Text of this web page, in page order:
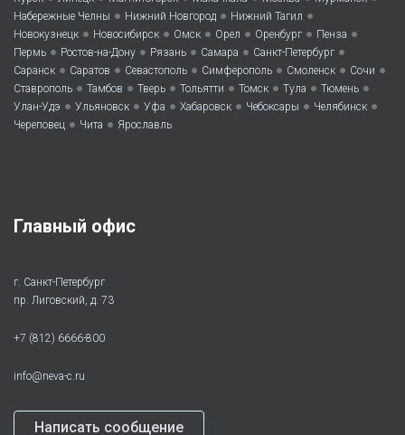
Набережные Челны • Нижний Новгород • Нижний Тагил •
Новокузнецк • Новосибирск • Омск • Орел • Оренбург • Пенза •
Пермь • Ростов-на-Дону • Рязань • Самара • Санкт-Петербург •
Саранск • Саратов • Севастополь • Симферополь • Смоленск • Сочи •
Ставрополь • Тамбов • Тверь • Тольятти • Томск • Тула • Тюмень •
Улан-Удэ • Ульяновск • Уфа • Хабаровск • Чебоксары • Челябинск •
Череповец • Чита • Ярославль
Главный офис
г. Санкт-Петербург
пр. Лиговский, д. 73
+7 (812) 6666-800
info@neva-c.ru
Написать сообщение